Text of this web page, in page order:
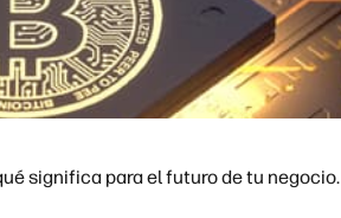
significa para el futuro de tu negocio.